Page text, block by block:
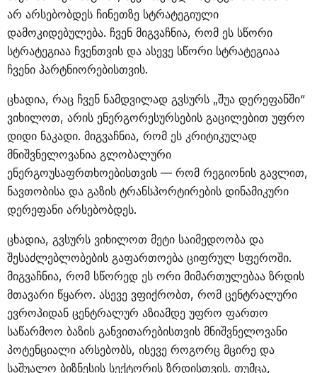
არ არსებობდეს ჩინეთზე სტრატეგიული
დამოკიდებულება. ჩვენ მიგვაჩნია, რომ ეს სწორი
სტრატეგიაა ჩვენთვის და ასევე სწორი სტრატეგიაა
ჩვენი პარტნიორებისთვის.
ცხადია, რაც ჩვენ ნამდვილად გვსურს „შუა დერეფანში“
ვიხილოთ, არის ენერგორესურსების გაცილებით უფრო
დიდი ნაკადი. მიგვაჩნია, რომ ეს კრიტიკულად
მნიშვნელოვანია გლობალური
ენერგოუსაფრთხოებისთვის — რომ რეგიონის გავლით,
ნავთობისა და გაზის ტრანსპორტირების დინამიკური
დერეფანი არსებობდეს.
ცხადია, გვსურს ვიხილოთ მეტი საიმედოობა და
შესაძლებლობების გაფართოება ციფრულ სფეროში.
მიგვაჩნია, რომ სწორედ ეს ორი მიმართულებაა ზრდის
მთავარი წყარო. ასევე ვფიქრობთ, რომ ცენტრალური
ევროპიდან ცენტრალურ აზიამდე უფრო ფართო
საწარმოო ბაზის განვითარებისთვის მნიშვნელოვანი
პოტენციალი არსებობს, ისევე როგორც მცირე და
საშუალო ბიზნესის სექტორის ზრდისთვის. თუმცა,